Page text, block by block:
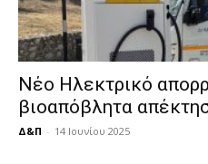
pain.
pornhun
pornΝέο Ηλεκτρικό
βιοαπόβλητα
Δ&Π - 14 Ιουνίου 2025